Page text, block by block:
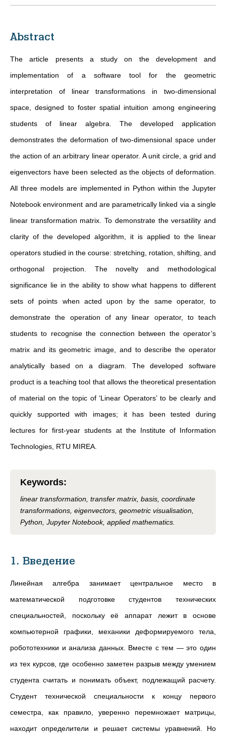
Abstract
The article presents a study on the development and
implementation of a software tool for the geometric
interpretation of linear transformations in two-dimensional
space, designed to foster spatial intuition among engineering
students of linear algebra. The developed application
demonstrates the deformation of two-dimensional space under
the action of an arbitrary linear operator. A unit circle, a grid and
eigenvectors have been selected as the objects of deformation.
All three models are implemented in Python within the Jupyter
Notebook environment and are parametrically linked via a single
linear transformation matrix. To demonstrate the versatility and
clarity of the developed algorithm, it is applied to the linear
operators studied in the course: stretching, rotation, shifting, and
orthogonal projection. The novelty and methodological
significance lie in the ability to show what happens to different
sets of points when acted upon by the same operator, to
demonstrate the operation of any linear operator, to teach
students to recognise the connection between the operator’s
matrix and its geometric image, and to describe the operator
analytically based on a diagram. The developed software
product is a teaching tool that allows the theoretical presentation
of material on the topic of ‘Linear Operators’ to be clearly and
quickly supported with images; it has been tested during
lectures for first-year students at the Institute of Information
Technologies, RTU MIREA.
Keywords:
linear transformation, transfer matrix, basis, coordinate
transformations, eigenvectors, geometric visualisation,
Python, Jupyter Notebook, applied mathematics.
1. Введение
Линейная алгебра занимает центральное место в
математической подготовке студентов технических
специальностей, поскольку её аппарат лежит в основе
компьютерной графики, механики деформируемого тела,
робототехники и анализа данных. Вместе с тем — это один
из тех курсов, где особенно заметен разрыв между умением
студента считать и понимать объект, подлежащий расчету.
Студент технической специальности к концу первого
семестра, как правило, уверенно перемножает матрицы,
находит определители и решает системы уравнений. Но